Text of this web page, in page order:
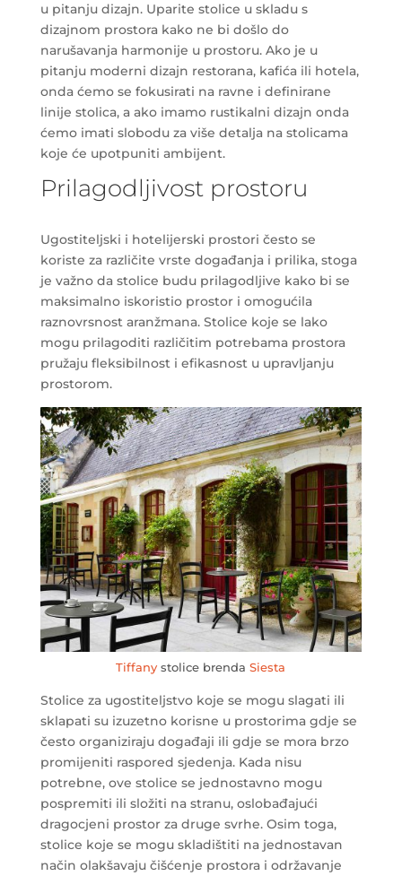
u pitanju dizajn. Uparite stolice u skladu s
dizajnom prostora kako ne bi došlo do
narušavanja harmonije u prostoru. Ako je u
pitanju moderni dizajn restorana, kafića ili hotela,
onda ćemo se fokusirati na ravne i definirane
linije stolica, a ako imamo rustikalni dizajn onda
ćemo imati slobodu za više detalja na stolicama
koje će upotpuniti ambijent.
Prilagodljivost prostoru
Ugostiteljski i hotelijerski prostori često se
koriste za različite vrste događanja i prilika, stoga
je važno da stolice budu prilagodljive kako bi se
maksimalno iskoristio prostor i omogućila
raznovrsnost aranžmana. Stolice koje se lako
mogu prilagoditi različitim potrebama prostora
pružaju fleksibilnost i efikasnost u upravljanju
prostorom.
Tiffany stolice brendaSiesta
Stolice za ugostiteljstvo koje se mogu slagati ili
sklapati su izuzetno korisne u prostorima gdje se
često organiziraju događaji ili gdje se mora brzo
promijeniti raspored sjedenja. Kada nisu
potrebne, ove stolice se jednostavno mogu
pospremiti ili složiti na stranu, oslobađajući
dragocjeni prostor za druge svrhe. Osim toga,
stolice koje se mogu skladištiti na jednostavan
način olakšavaju čišćenje prostora i održavanje